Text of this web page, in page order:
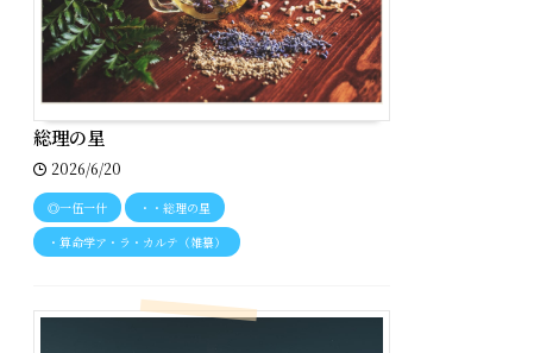
総理の星
2026/6/20
◎一伍一什
・・総理の星
・算命学ア・ラ・カルテ（雑纂）